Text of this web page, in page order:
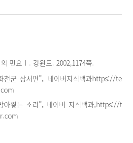
민요Ⅰ. 강원도. 2002,1174쪽.
천군 상서면”, 네이버지식백과https://te
아찧는 소리”, 네이버 지식백과,https://t